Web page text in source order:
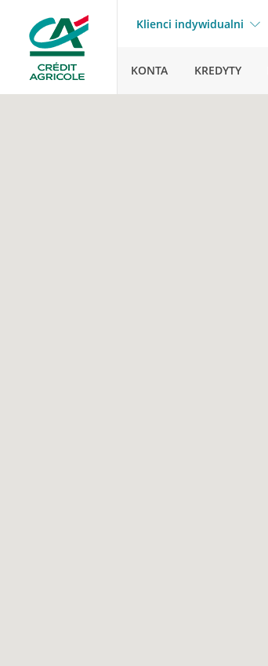
Klienci indywidualni
KONTA KREDYTY